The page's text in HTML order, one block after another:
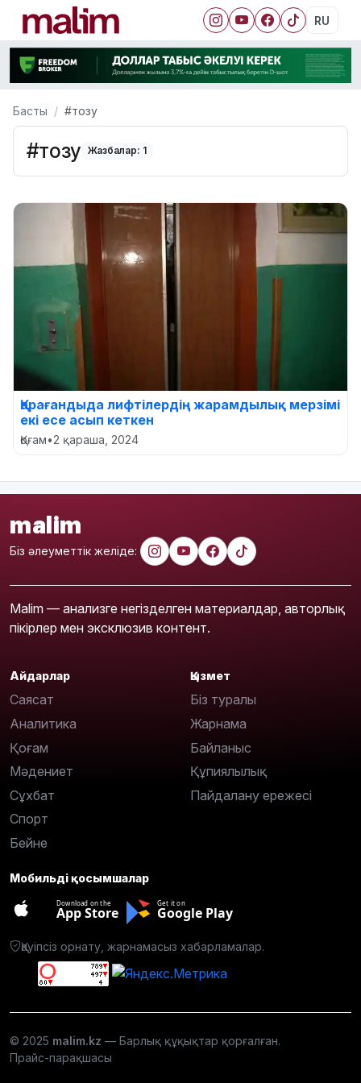
RU
Басты #тозу
#тозу Жазбалар: 1
Қарағандыда лифтілердің жарамдылық мерзімі
екі есе асып кеткен
Қоғам•2 қараша, 2024
malim
Біз әлеуметтік желіде:
Malim — анализге негізделген материалдар, авторлық
пікірлер мен эксклюзив контент.
Айдарлар
Саясат
Аналитика
Қоғам
Мәдениет
Сұхбат
Спорт
Бейне
Қызмет
Біз туралы
Жарнама
Байланыс
Құпиялылық
Пайдалану ережесі
Мобильді қосымшалар
Download on the
App Store
Get it on
Google Play
Қауіпсіз орнату, жарнамасыз хабарламалар.
© 2025 malim.kz — Барлық құқықтар қорғалған.
Прайс-парақшасы